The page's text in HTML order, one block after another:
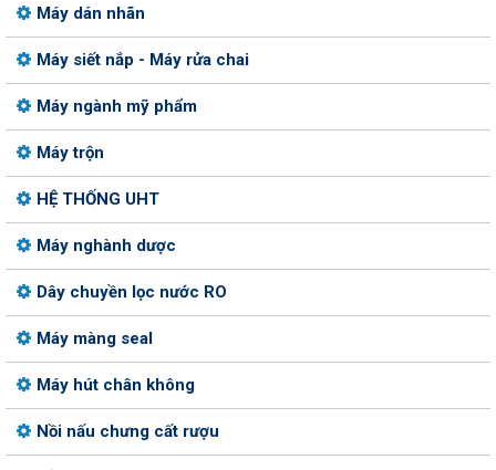
Máy dán nhãn
Máy siết nắp - Máy rửa chai
Máy ngành mỹ phẩm
Máy trộn
HỆ THỐNG UHT
Máy nghành dược
Dây chuyền lọc nước RO
Máy màng seal
Máy hút chân không
Nồi nấu chưng cất rượu